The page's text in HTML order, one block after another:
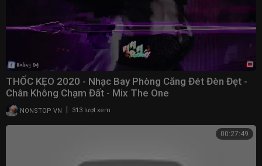
THỐC KẸO 2020 - Nhạc Bay Phòng Căng Đét Đèn Đẹt -
Chân Không Chạm Đất - Mix The One
NONSTOP VN 313 lượt xem
00:27:49